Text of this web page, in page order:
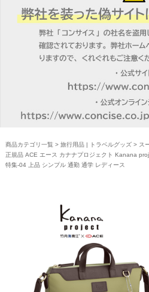
商品カテゴリ一覧 > 旅行用品 | トラベルグッズ> ス
正規品 ACE エース カナナプロジェクト Kanana
特集-04 上品 シンプル 通勤 通学 レディース